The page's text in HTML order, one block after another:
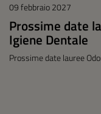
09 febbraio 2027
Prossime date
Igiene Dentale
Prossime date lauree